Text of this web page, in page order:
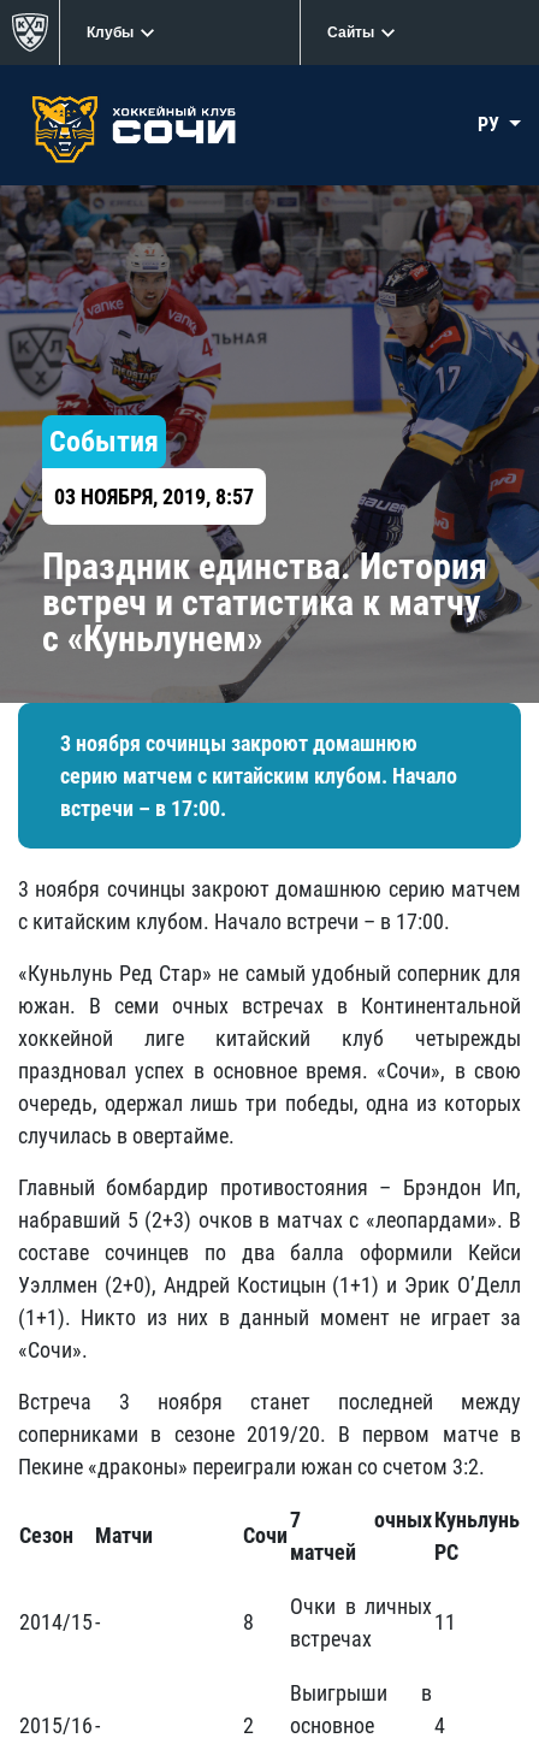
Клубы Сайты
РУ
События
03 НОЯБРЯ, 2019, 8:57
Праздник единства. История
встреч и статистика к матчу
с «Куньлунем»
3 ноября сочинцы закроют домашнюю
серию матчем с китайским клубом. Начало
встречи – в 17:00.
3 ноября сочинцы закроют домашнюю серию матчем
с китайским клубом. Начало встречи – в 17:00.
«Куньлунь Ред Стар» не самый удобный соперник для
южан. В семи очных встречах в Континентальной
хоккейной лиге китайский клуб четырежды
праздновал успех в основное время. «Сочи», в свою
очередь, одержал лишь три победы, одна из которых
случилась в овертайме.
Главный бомбардир противостояния – Брэндон Ип,
набравший 5 (2+3) очков в матчах с «леопардами». В
составе сочинцев по два балла оформили Кейси
Уэллмен (2+0), Андрей Костицын (1+1) и Эрик О’Делл
(1+1). Никто из них в данный момент не играет за
«Сочи».
Встреча 3 ноября станет последней между
соперниками в сезоне 2019/20. В первом матче в
Пекине «драконы» переиграли южан со счетом 3:2.
Сезон Матчи Сочи
7 очных
матчей
Куньлунь
РС
2014/15- 8
Очки в личных
встречах
11
2015/16- 2
Выигрыши в
основное
4